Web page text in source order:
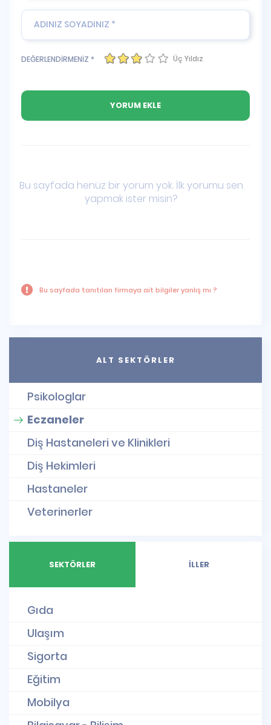
DEĞERLENDİRMENİZ * Üç Yıldız
Bu sayfada henüz bir yorum yok. İlk yorumu sen
yapmak ister misin?
Bu sayfada tanıtılan firmaya ait bilgiler yanlış mı ?
ALT SEKTÖRLER
Psikologlar
Eczaneler
Diş Hastaneleri ve Klinikleri
Diş Hekimleri
Hastaneler
Veterinerler
SEKTÖRLER İLLER
Gıda
Ulaşım
Sigorta
Eğitim
Mobilya